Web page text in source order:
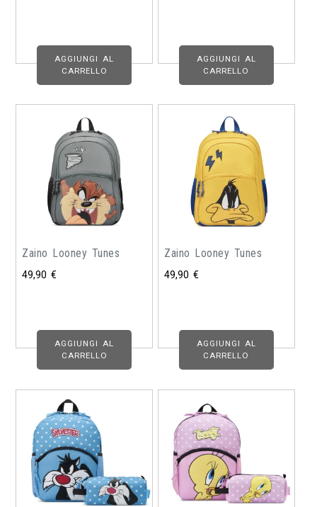
AGGIUNGI AL
CARRELLO
AGGIUNGI AL
CARRELLO
Zaino Looney Tunes
49,90€
AGGIUNGI AL
CARRELLO
Zaino Looney Tunes
49,90€
AGGIUNGI AL
CARRELLO